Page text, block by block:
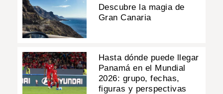
Descubre la magia de
Gran Canaria
Hasta dónde puede llegar
Panamá en el Mundial
2026: grupo, fechas,
figuras y perspectivas